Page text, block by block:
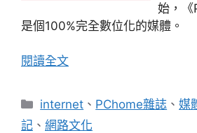
始，
是個100%完全數位化的媒體。
閱讀全文
分
類
internet 、 PChome雜誌 、媒
記 、 網路文化